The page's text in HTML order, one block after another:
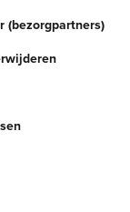
(bezorgpartners)